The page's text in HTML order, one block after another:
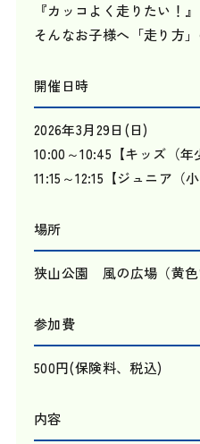
『カッコよく走りたい！』
そんなお子様へ「走り方
開催日時
2026年3月29日(日)
10:00～10:45【キッズ（年
11:15～12:15【ジュニア（
場所
狭山公園 風の広場（黄色
参加費
500円(保険料、税込)
内容